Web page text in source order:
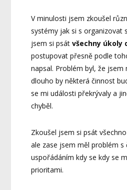
V minulosti jsem zkoušel
systémy jak si s organizovat
jsem si psátvšechny úkoly
postupovat přesně podle
napsal. Problém byl, že jsem
dlouho by některá činnost
se mi události překrývaly a
chyběl.
Zkoušel jsem si psát všechno
ale zase jsem měl problém s
uspořádáním kdy se kdy se
prioritami.